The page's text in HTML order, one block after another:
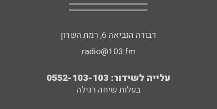
דבורה הנביאה 6, רמת השרון
radio@103.fm
עלייה לשידור: 0552-103-103
בעלות שיחה רגילה